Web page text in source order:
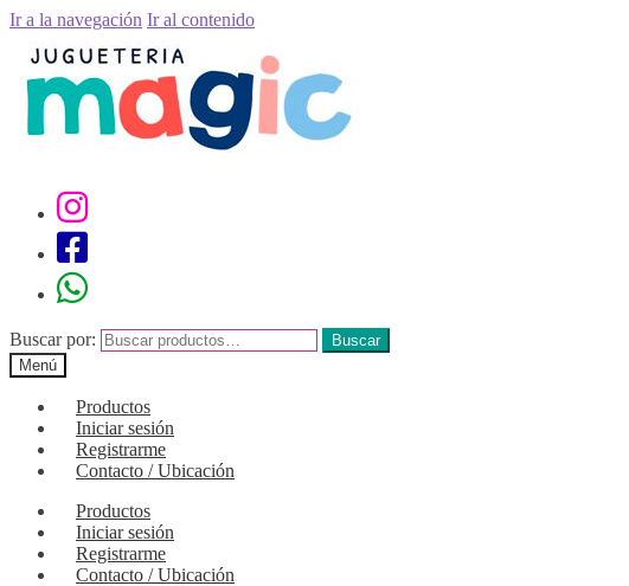
Ir a la navegación Ir al contenido
Buscar por:
Buscar
Menú
Productos
Iniciar sesión
Registrarme
Contacto / Ubicación
Productos
Iniciar sesión
Registrarme
Contacto / Ubicación